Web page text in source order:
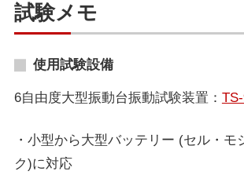
試験メモ
使用試験設備
6自由度大型振動台振動試験装置：
・小型から大型バッテリー (セル・モ
ク)に対応